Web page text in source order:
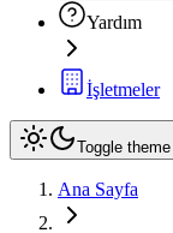
Yardım
İşletmeler
Toggle theme
Ana Sayfa